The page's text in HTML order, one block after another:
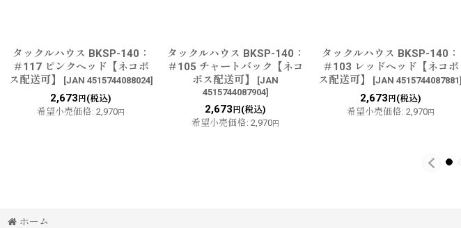
タックルハウス BKSP-140：
＃117 ピンクヘッド【ネコポ
ス配送可】
[JAN 4515744088024]
2,673 円(税込)
希望小売価格: 2,970円
タックルハウス BKSP-140：
＃105 チャートバック【ネコ
ポス配送可】
[JAN
4515744087904]
2,673 円(税込)
希望小売価格: 2,970円
タックルハウス BKSP-140：
＃103 レッドヘッド【ネコポ
ス配送可】
[JAN 4515744087881]
2,673 円(税込)
希望小売価格: 2,970円
ホーム